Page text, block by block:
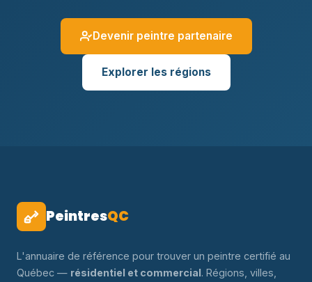
Devenir peintre partenaire
Explorer les régions
PeintresQC
L'annuaire de référence pour trouver un peintre certifié au
Québec — résidentiel et commercial. Régions, villes,